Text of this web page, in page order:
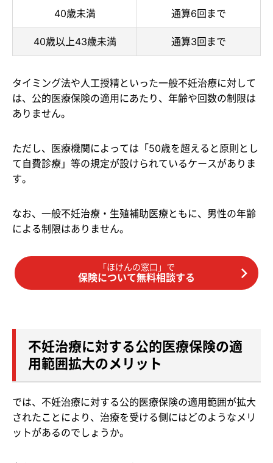
40歳未満 通算6回まで
40歳以上43歳未満 通算3回まで
タイミング法や人工授精といった一般不妊治療に対して
は、公的医療保険の適用にあたり、年齢や回数の制限は
ありません。
ただし、医療機関によっては「50歳を超えると原則とし
て自費診療」等の規定が設けられているケースがありま
す。
なお、一般不妊治療・生殖補助医療ともに、男性の年齢
による制限はありません。
「ほけんの窓口」で
保険について無料相談する
不妊治療に対する公的医療保険の適
用範囲拡大のメリット
では、不妊治療に対する公的医療保険の適用範囲が拡大
されたことにより、治療を受ける側にはどのようなメリ
ットがあるのでしょうか。